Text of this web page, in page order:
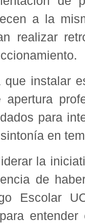
a la
realizar
que instalar
apertura
para
en
la
de
Escolar